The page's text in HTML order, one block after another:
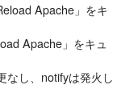
Apache」をキ
Apache」をキュ
なし、notifyは発火し